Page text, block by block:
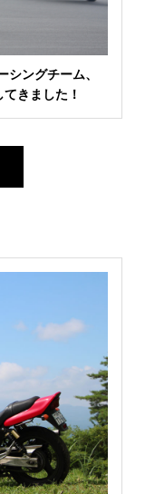
ングチーム、
きました！